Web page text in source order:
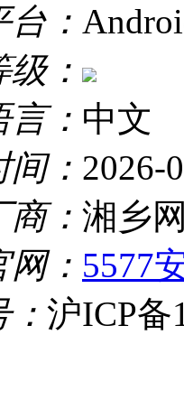
：
：
： 中文
： 2026-
： 湘乡
： 5577
沪ICP备